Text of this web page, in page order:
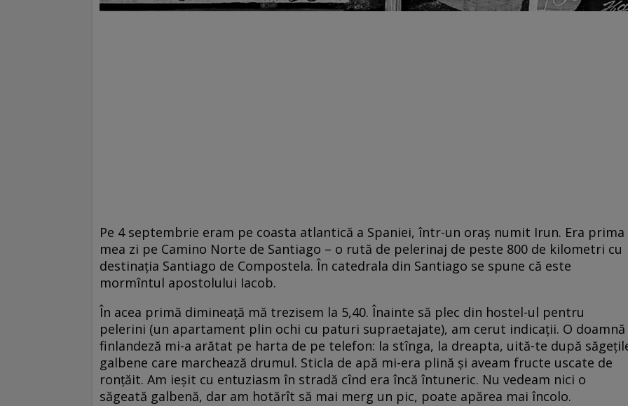
Pe 4 septembrie eram pe coasta atlantică a Spaniei, într-un oraș numit Irun. Era prima
mea zi pe Camino Norte de Santiago – o rută de pelerinaj de peste 800 de kilometri cu
destinația Santiago de Compostela. În catedrala din Santiago se spune că este
mormîntul apostolului Iacob.
În acea primă dimineață mă trezisem la 5,40. Înainte să plec din hostel-ul pentru
pelerini (un apartament plin ochi cu paturi supraetajate), am cerut indicații. O doamnă
finlandeză mi-a arătat pe harta de pe telefon: la stînga, la dreapta, uită-te după
galbene care marchează drumul. Sticla de apă mi-era plină și aveam fructe uscate de
ronțăit. Am ieșit cu entuziasm în stradă cînd era încă întuneric. Nu vedeam nici o
săgeată galbenă, dar am hotărît să mai merg un pic, poate apărea mai încolo.